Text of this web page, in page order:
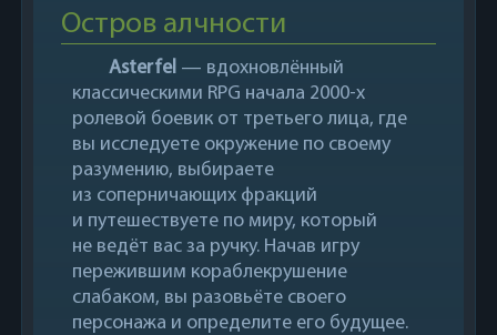
Остров алчности
Asterfel— вдохновлённый
классическими RPG начала 2000-х
ролевой боевик от третьего лица, где
вы исследуете окружение по своему
разумению, выбираете
из соперничающих фракций
и путешествуете по миру, который
не ведёт вас за ручку. Начав игру
пережившим кораблекрушение
слабаком, вы разовьёте своего
персонажа и определите его будущее.